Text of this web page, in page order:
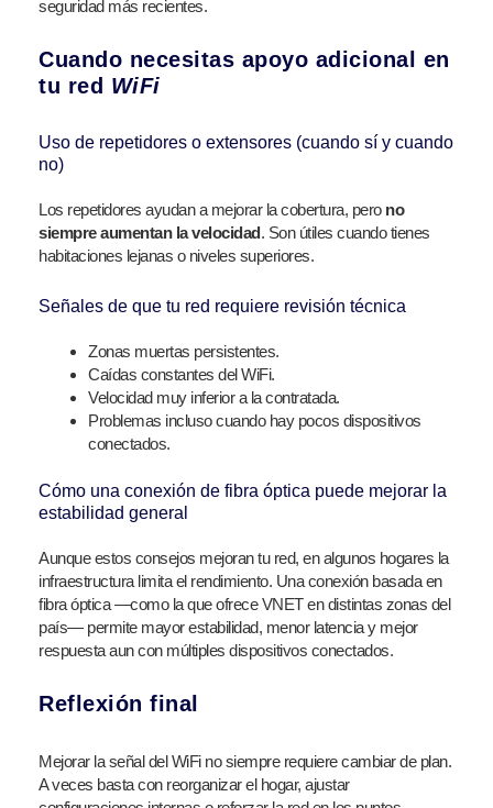
seguridad más recientes.
Cuando necesitas apoyo adicional en
tu red WiFi
Uso de repetidores o extensores (cuando sí y cuando
no)
Los repetidores ayudan a mejorar la cobertura, pero no
siempre aumentan la velocidad. Son útiles cuando tienes
habitaciones lejanas o niveles superiores.
Señales de que tu red requiere revisión técnica
Zonas muertas persistentes.
Caídas constantes del WiFi.
Velocidad muy inferior a la contratada.
Problemas incluso cuando hay pocos dispositivos
conectados.
Cómo una conexión de fibra óptica puede mejorar la
estabilidad general
Aunque estos consejos mejoran tu red, en algunos hogares la
infraestructura limita el rendimiento. Una conexión basada en
fibra óptica —como la que ofrece VNET en distintas zonas del
país— permite mayor estabilidad, menor latencia y mejor
respuesta aun con múltiples dispositivos conectados.
Reflexión final
Mejorar la señal del WiFi no siempre requiere cambiar de plan.
A veces basta con reorganizar el hogar, ajustar